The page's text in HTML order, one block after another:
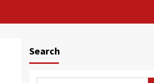
Search